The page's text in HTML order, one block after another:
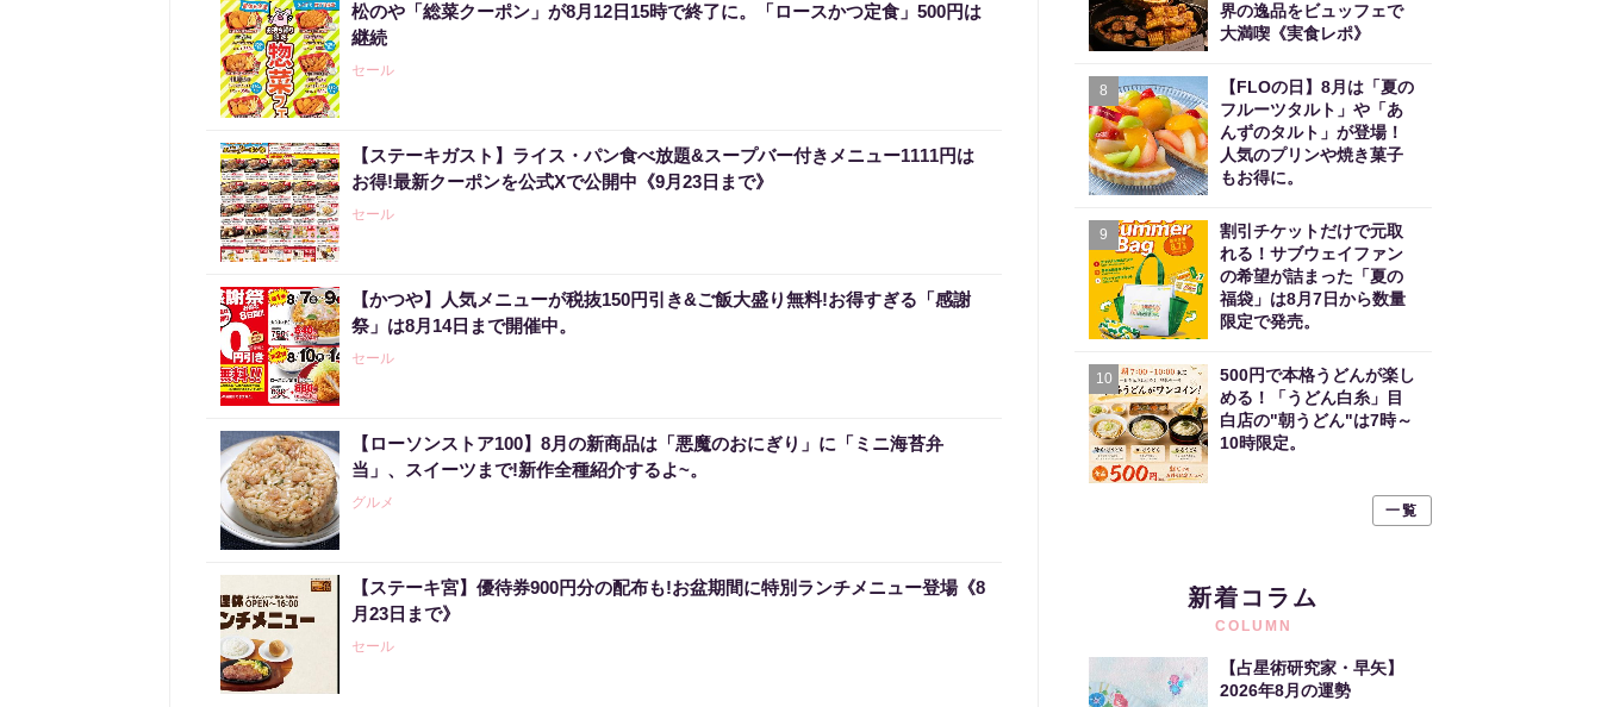
松のや「総菜クーポン」が8月12日15時で終了に。「ロースかつ定食」500円は
継続
セール
【ステーキガスト】ライス・パン食べ放題&スープバー付きメニュー1111円は
お得!最新クーポンを公式Xで公開中《9月23日まで》
セール
【かつや】人気メニューが税抜150円引き&ご飯大盛り無料!お得すぎる「感謝
祭」は8月14日まで開催中。
セール
【ローソンストア100】8月の新商品は「悪魔のおにぎり」に「ミニ海苔弁
当」、スイーツまで!新作全種紹介するよ~。
グルメ
【ステーキ宮】優待券900円分の配布も!お盆期間に特別ランチメニュー登場《8
月23日まで》
セール
界の逸品をビュッフェで
大満喫《実食レポ》
8
【FLOの日】8月は「夏の
フルーツタルト」や「あ
んずのタルト」が登場！
人気のプリンや焼き菓子
もお得に。
9
割引チケットだけで元取
れる！サブウェイファン
の希望が詰まった「夏の
福袋」は8月7日から数量
限定で発売。
10
500円で本格うどんが楽し
める！「うどん白糸」目
白店の"朝うどん"は7時～
10時限定。
一覧
新着コラム
COLUMN
【占星術研究家・早矢】
2026年8月の運勢